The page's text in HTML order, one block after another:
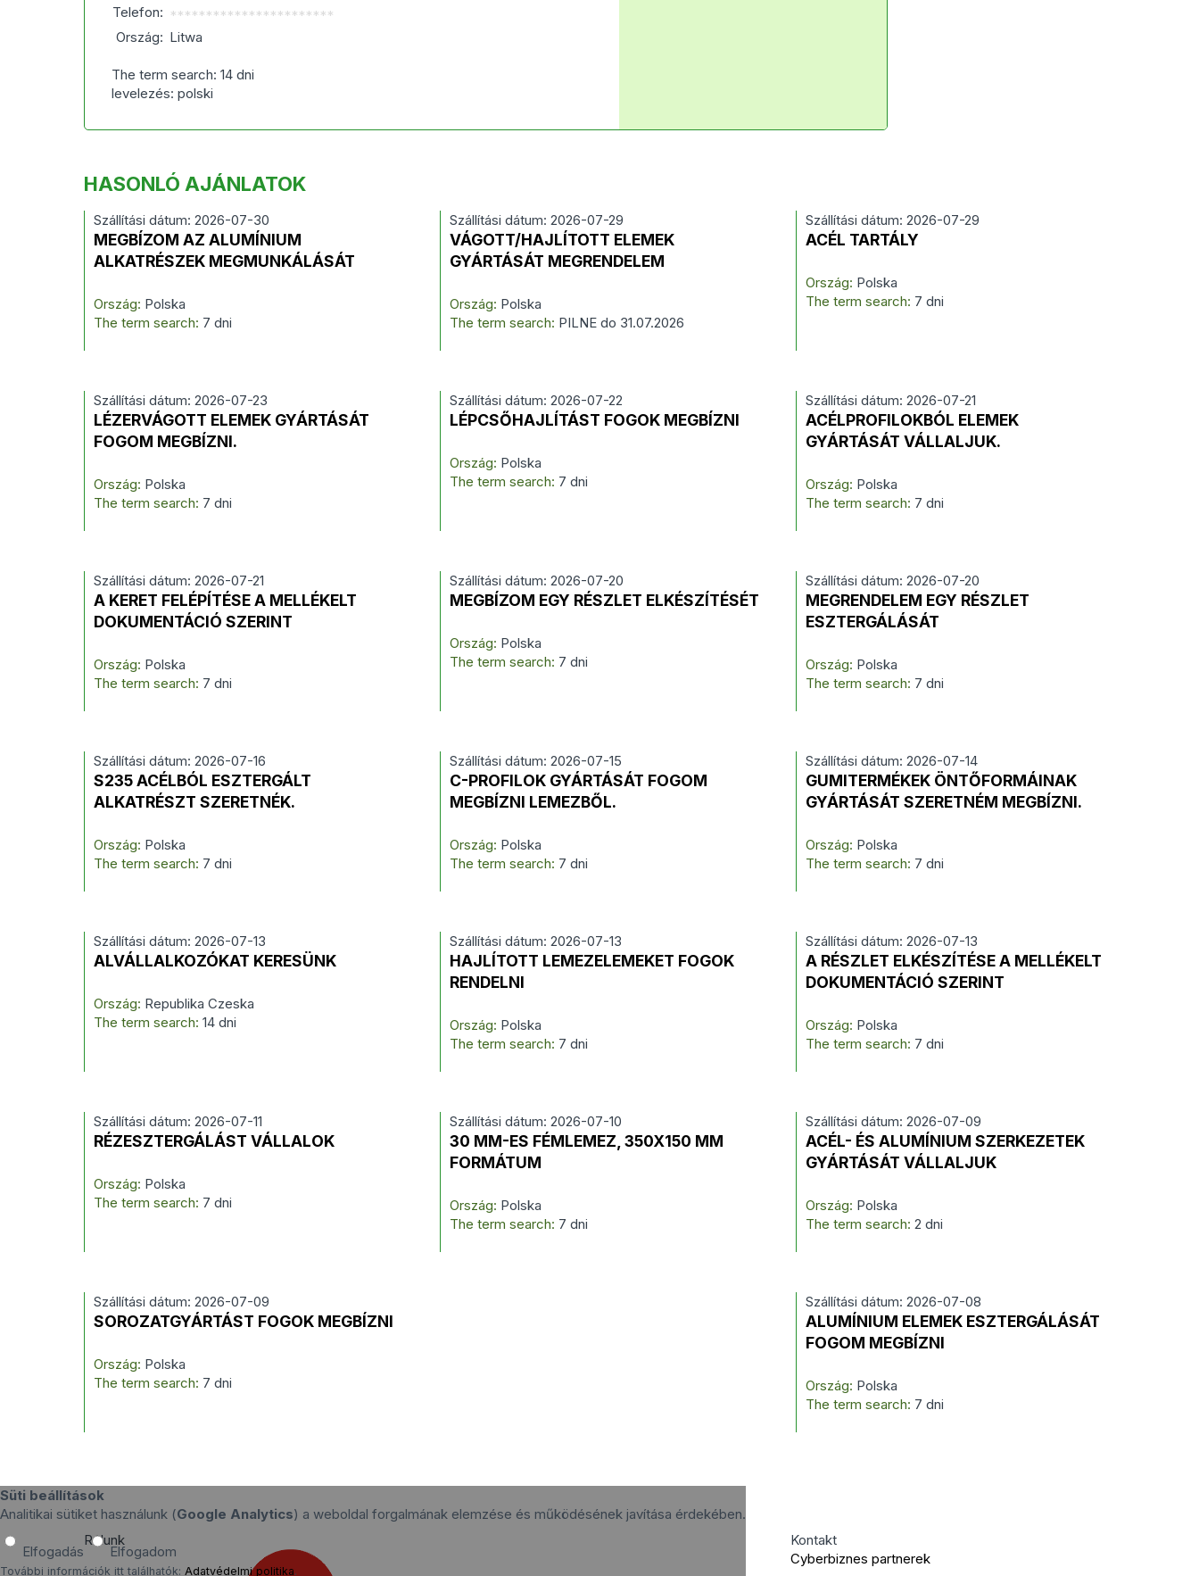
Telefon: ***********************
Ország: Litwa
The term search: 14 dni
levelezés: polski
HASONLÓ AJÁNLATOK
Szállítási dátum: 2026-07-30
MEGBÍZOM AZ ALUMÍNIUM
ALKATRÉSZEK MEGMUNKÁLÁSÁT
Ország: Polska
The term search: 7 dni
Szállítási dátum: 2026-07-29
VÁGOTT/HAJLÍTOTT ELEMEK
GYÁRTÁSÁT MEGRENDELEM
Ország: Polska
The term search: PILNE do 31.07.2026
Szállítási dátum: 2026-07-29
ACÉL TARTÁLY
Ország: Polska
The term search: 7 dni
Szállítási dátum: 2026-07-23
LÉZERVÁGOTT ELEMEK GYÁRTÁSÁT
FOGOM MEGBÍZNI.
Ország: Polska
The term search: 7 dni
Szállítási dátum: 2026-07-22
LÉPCSŐHAJLÍTÁST FOGOK MEGBÍZNI
Ország: Polska
The term search: 7 dni
Szállítási dátum: 2026-07-21
ACÉLPROFILOKBÓL ELEMEK
GYÁRTÁSÁT VÁLLALJUK.
Ország: Polska
The term search: 7 dni
Szállítási dátum: 2026-07-21
A KERET FELÉPÍTÉSE A MELLÉKELT
DOKUMENTÁCIÓ SZERINT
Ország: Polska
The term search: 7 dni
Szállítási dátum: 2026-07-20
MEGBÍZOM EGY RÉSZLET ELKÉSZÍTÉSÉT
Ország: Polska
The term search: 7 dni
Szállítási dátum: 2026-07-20
MEGRENDELEM EGY RÉSZLET
ESZTERGÁLÁSÁT
Ország: Polska
The term search: 7 dni
Szállítási dátum: 2026-07-16
S235 ACÉLBÓL ESZTERGÁLT
ALKATRÉSZT SZERETNÉK.
Ország: Polska
The term search: 7 dni
Szállítási dátum: 2026-07-15
C-PROFILOK GYÁRTÁSÁT FOGOM
MEGBÍZNI LEMEZBŐL.
Ország: Polska
The term search: 7 dni
Szállítási dátum: 2026-07-14
GUMITERMÉKEK ÖNTŐFORMÁINAK
GYÁRTÁSÁT SZERETNÉM MEGBÍZNI.
Ország: Polska
The term search: 7 dni
Szállítási dátum: 2026-07-13
ALVÁLLALKOZÓKAT KERESÜNK
Ország: Republika Czeska
The term search:14 dni
Szállítási dátum: 2026-07-13
HAJLÍTOTT LEMEZELEMEKET FOGOK
RENDELNI
Ország: Polska
The term search: 7 dni
Szállítási dátum: 2026-07-13
A RÉSZLET ELKÉSZÍTÉSE A MELLÉKELT
DOKUMENTÁCIÓ SZERINT
Ország: Polska
The term search: 7 dni
Szállítási dátum: 2026-07-11
RÉZESZTERGÁLÁST VÁLLALOK
Ország: Polska
The term search: 7 dni
Szállítási dátum: 2026-07-10
30 MM-ES FÉMLEMEZ, 350X150 MM
FORMÁTUM
Ország: Polska
The term search: 7 dni
Szállítási dátum: 2026-07-09
ACÉL- ÉS ALUMÍNIUM SZERKEZETEK
GYÁRTÁSÁT VÁLLALJUK
Ország: Polska
The term search: 2 dni
Szállítási dátum: 2026-07-09
SOROZATGYÁRTÁST FOGOK MEGBÍZNI
Ország: Polska
The term search: 7 dni
Szállítási dátum: 2026-07-08
ALUMÍNIUM ELEMEK ESZTERGÁLÁSÁT
FOGOM MEGBÍZNI
Ország: Polska
The term search: 7 dni
Süti beállítások
Analitikai sütiket használunk (Google Analytics) a weboldal forgalmának elemzése és működésének javítása érdekében.
Elfogadás Elfogadom
További információk itt találhatók: Adatvédelmi politika.
Rólunk
Kontakt
Cyberbiznes partnerek